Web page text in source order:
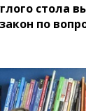
стола
по